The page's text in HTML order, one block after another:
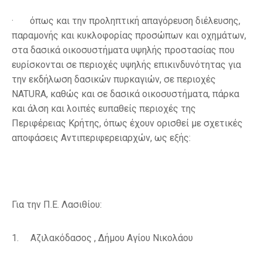
· όπως και την προληπτική απαγόρευση διέλευσης,
παραμονής και κυκλοφορίας προσώπων και οχημάτων,
στα δασικά οικοσυστήματα υψηλής προστασίας που
ευρίσκονται σε περιοχές υψηλής επικινδυνότητας για
την εκδήλωση δασικών πυρκαγιών, σε περιοχές
NATURA, καθώς και σε δασικά οικοσυστήματα, πάρκα
και άλση και λοιπές ευπαθείς περιοχές της
Περιφέρειας Κρήτης, όπως έχουν ορισθεί με σχετικές
αποφάσεις Αντιπεριφερειαρχών, ως εξής:
Για την Π.Ε. Λασιθίου:
1. Αζιλακόδασος , Δήμου Αγίου Νικολάου